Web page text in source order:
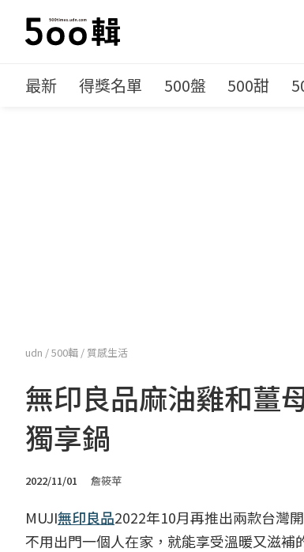
最新 得獎名單 500盤 500甜
udn /500輯 / 質感生活
無印良品麻油雞和薑
獨享鍋
2022/11/01 詹筱苹
MUJI無印良品2022年10月再推出兩款台灣
不用出門一個人在家，就能享受溫暖又滋補